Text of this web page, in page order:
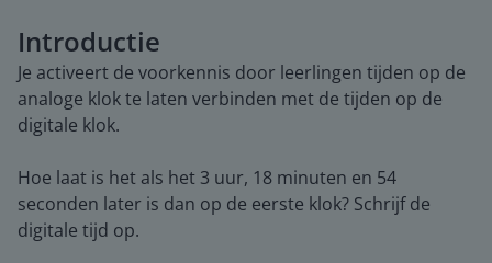
Introductie
Je activeert de voorkennis door leerlingen tijden op de
analoge klok te laten verbinden met de tijden op de
digitale klok.
Hoe laat is het als het 3 uur, 18 minuten en 54
seconden later is dan op de eerste klok? Schrijf de
digitale tijd op.